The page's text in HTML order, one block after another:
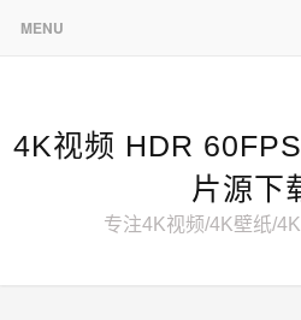
MENU
4K视频 HDR
片源下
专注4K视频/4K壁纸/